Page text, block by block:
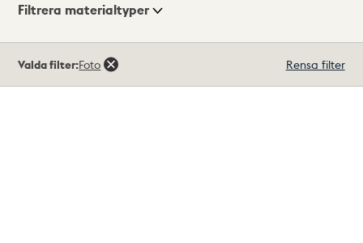
Visningsläge
Filtrera materialtyper
träffar
Valda filter:Foto Rensa filter